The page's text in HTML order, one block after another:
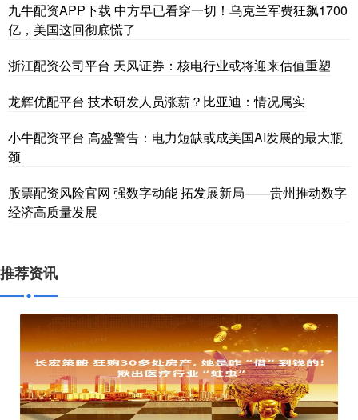
九牛配资APP下载 中方早已看穿一切！乌克兰军费狂飙1700
亿，美国这回彻底慌了
浙江配资公司平台 天风证券：核电行业或将迎来估值重塑
龙辉优配平台 技术研发人员涨薪？比亚迪：情况属实
小牛配资平台 高盛警告：电力短缺或成美国AI发展的最大瓶
颈
股票配资风险官网 强数字动能 拓发展新局——贵州推动数字
经济高质量发展
推荐资讯